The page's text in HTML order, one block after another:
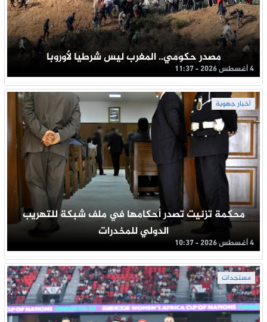
مصدر حكومي.. المغرب ليس شرطيا لأوروبا
4 أغسطس 2026 - 11:37
أخبار جهوية
محكمة تزنيت تصدر أحكامها في ملف شبكة للتهريب
الدولي للمخدرات
4 أغسطس 2026 - 10:37
مستجدات